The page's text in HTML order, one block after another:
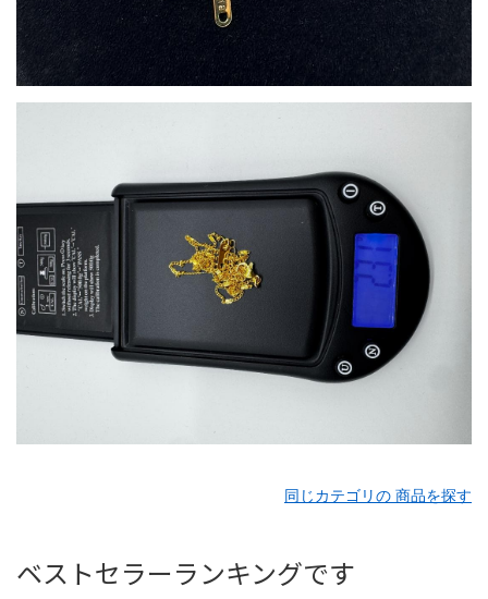
同じカテゴリの 商品を探す
ベストセラーランキングです